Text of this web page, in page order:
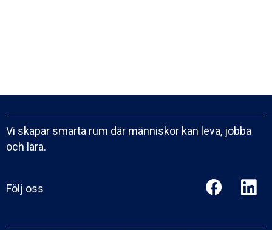
Vi skapar smarta rum där människor kan leva, jobba
och lära.
Följ oss